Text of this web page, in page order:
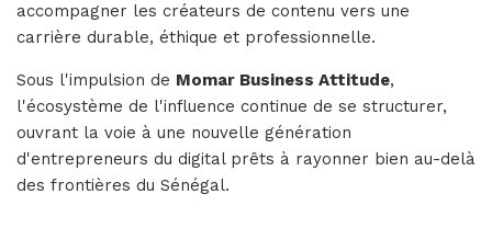
accompagner les créateurs de contenu vers une
carrière durable, éthique et professionnelle.
Sous l'impulsion de Momar Business Attitude,
l'écosystème de l'influence continue de se structurer,
ouvrant la voie à une nouvelle génération
d'entrepreneurs du digital prêts à rayonner bien au-delà
des frontières du Sénégal.